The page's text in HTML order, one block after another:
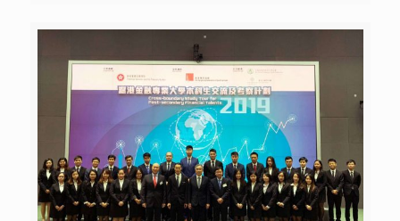
的快樂。 7. 阿軒 小學時成績優異，中學被派到第一組別學
校；惟競爭激烈，追不上學業成績，學習信心受挫，更開始
與一些不良朋輩接觸，經常打架及參與販賣毒品，並在區內
招攬青年參與違法活動。 其後，一個被他招攬的青年因販毒
而被捕，阿軒深感內疚。偶然機會下認識了社工，在引導下
逐漸重回正軌，現立志成為社工。 8. 小冬 自小欠缺父母照
顧，被安排入住院舍生活；在沒有安全感的情況下成長，形
成倔強及反叛的性格。小學時已與不良朋輩交往，好勇鬥
狠，更開始接觸毒品。 後來媽媽親筆寫了一封信給她，真情
流露，打破彼此多年的隔膜，令小冬深受感動，自此嘗試與
媽媽修補關係，並決定遠離不良朋輩，專心發展跳舞興趣。
系系主任盧鐵榮教授，以及香港青年協會總幹事何永昌先生
擔任主禮嘉賓。英國利茲大學法學院教授David S WALL作
專題演講，探討青年干犯科技罪行的動機、執法情況及打擊
策略。香港城市大學人文社會科學院署理院長黃成榮教授、
美國密歇根州立大學犯罪科學學院教授Thomas J JOLT，以
及澳洲蒙納許大學副教授張耀中博士亦分別剖析各地的科技
罪行及青少年偏差行為，並提供預防和處理策略。 香港青年
協會總幹事何永昌先生致辭時表示，科技罪行是本港和全球
共同面對的重大議題，必須以多元手法和途徑，讓經常使用
互聯網的青少年了解科技罪案的嚴重性，避免成為侵害及受
害者。同時需要增加社會上各階層人士的預防教育。他指